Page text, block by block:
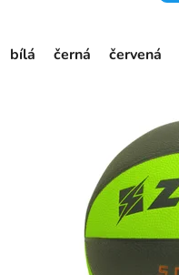
bílá černá červená